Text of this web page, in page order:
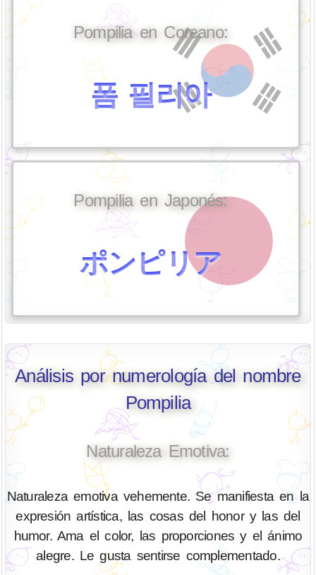
Pompilia en Coreano:
폼 필리아
Pompilia en Japonés:
ポンピリア
Análisis por numerología del nombre
Pompilia
Naturaleza Emotiva:
Naturaleza emotiva vehemente. Se manifiesta en la
expresión artística, las cosas del honor y las del
humor. Ama el color, las proporciones y el ánimo
alegre. Le gusta sentirse complementado.